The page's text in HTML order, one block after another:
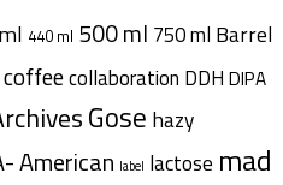
440 ml 500 ml 750 ml Barrel
coffeecollaboration DDH DIPA
Gose hazy
American label lactose mad